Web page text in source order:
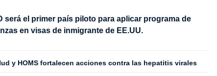
será el primer país piloto para aplicar programa de
en visas de inmigrante de EE.UU.
y HOMS fortalecen acciones contra las hepatitis virales